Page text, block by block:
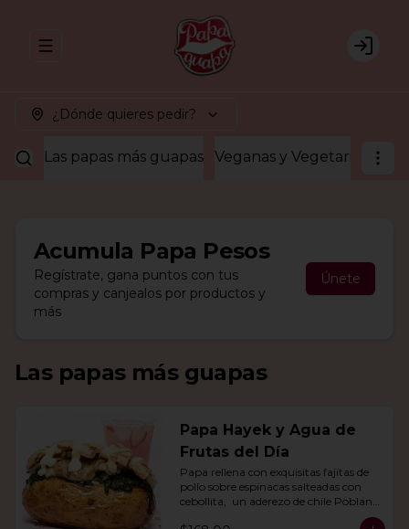
Abrir menu de navegación Login
¿Dónde quieres pedir?
Las papas más guapas Veganas y Vegetarianas
Acumula Papa Pesos
Regístrate, gana puntos con tus
compras y canjealos por productos y
más
Únete
Las papas más guapas
Papa Hayek y Agua de
Frutas del Día
Papa rellena con exquisitas fajitas de
pollo sobre espinacas salteadas con
cebollita,  un aderezo de chile Poblano.